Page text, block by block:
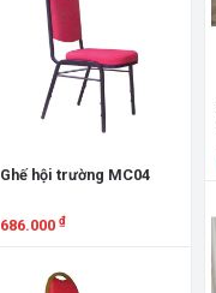
Ghế hội trường MC04
686.000₫